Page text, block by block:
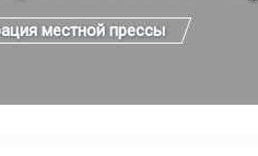
местной прессы